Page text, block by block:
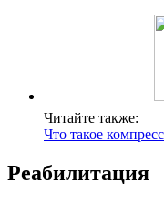
Читайте также:
Что такое
Реабилитация